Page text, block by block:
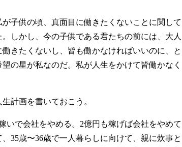
子供の頃、真面目に働きたくないことに関して
しかし、今の子供である君たちの前には、大人
きたくないし、皆も働かなければいいのに、と
の星が私なのだ。私が人生をかけて皆働かなく
計画を書いておこう。
いで会社をやめる。2億円も稼げば会社をやめて
35歳〜36歳で一人暮らしに向けて、親に炊事と